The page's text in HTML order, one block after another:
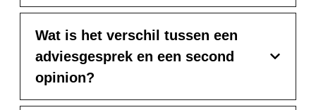
Wat is het verschil tussen een
adviesgesprek en een second
opinion?